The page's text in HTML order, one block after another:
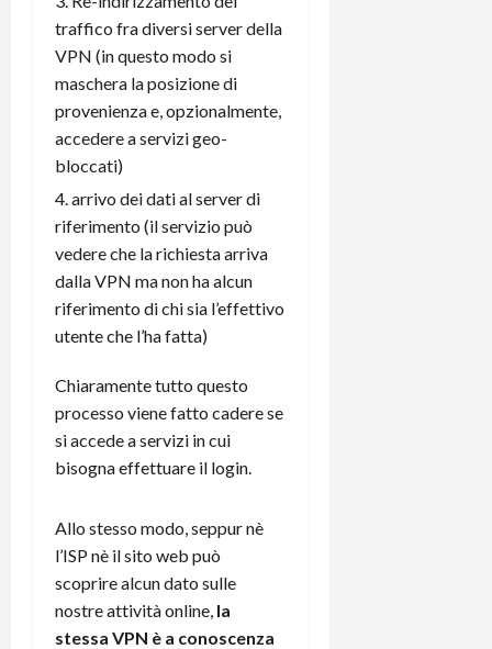
traffico fra diversi server della
VPN (in questo modo si
maschera la posizione di
provenienza e, opzionalmente,
accedere a servizi geo-
bloccati)
arrivo dei dati al server di
riferimento (il servizio può
vedere che la richiesta arriva
dalla VPN ma non ha alcun
riferimento di chi sia l’effettivo
utente che l’ha fatta)
Chiaramente tutto questo
processo viene fatto cadere se
si accede a servizi in cui
bisogna effettuare il login.
Allo stesso modo, seppur nè
l’ISP nè il sito web può
scoprire alcun dato sulle
nostre attività online, la
stessa VPN è a conoscenza